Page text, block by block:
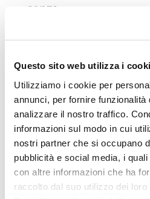
Questo sito web utilizza i
Utilizziamo i cookie per
annunci, per fornire
analizzare il nostro traffico.
informazioni sul modo in cui
nostri partner che si occupano
pubblicità e social media, i
con altre informazioni che ha
raccolto dal suo utilizzo dei loro
senza...
Le spiagge
daRedazione |Ott 10, 2022|